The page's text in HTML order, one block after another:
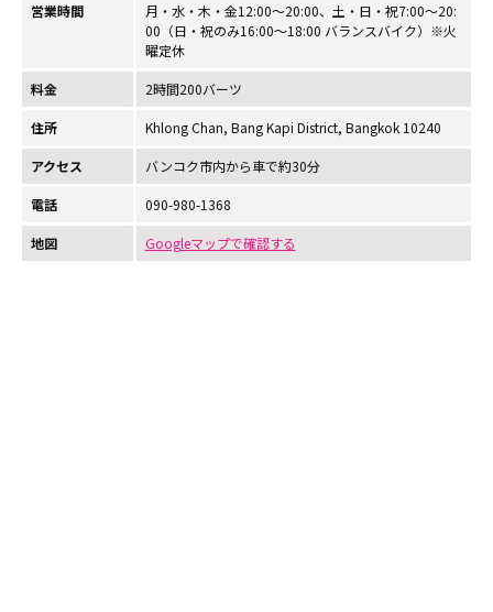
営業時間
月・水・木・金12:00～20:00、土・日・祝7:00～20:
00（日・祝のみ16:00～18:00 バランスバイク）※火
曜定休
料金 2時間200バーツ
住所 Khlong Chan, Bang Kapi District, Bangkok 10240
アクセス バンコク市内から車で約30分
電話 090-980-1368
地図 Googleマップで確認する